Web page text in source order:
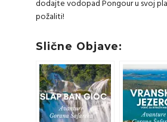
dodajte vodopad Pongour u svoj
požaliti!
Slične Objave: